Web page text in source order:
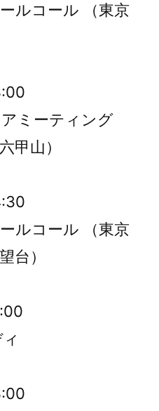
ルコール （東京
ミーティング
甲山）
ルコール （東京
台）